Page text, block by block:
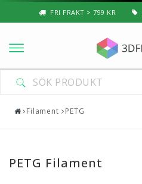
FRI FRAKT > 799 KR
Nyheter & Populärt
Filament
3D-Pussel & Prylar
Filament PETG
PETG Filament